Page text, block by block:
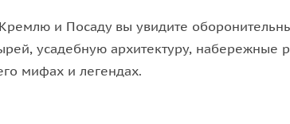
и Посаду вы увидите
усадебную архитектуру, набережные
мифах и легендах.